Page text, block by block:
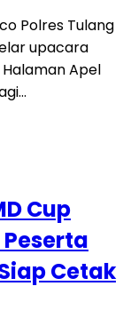
Polres Tulang
upacara
Apel
Cup
Peserta
Cetak